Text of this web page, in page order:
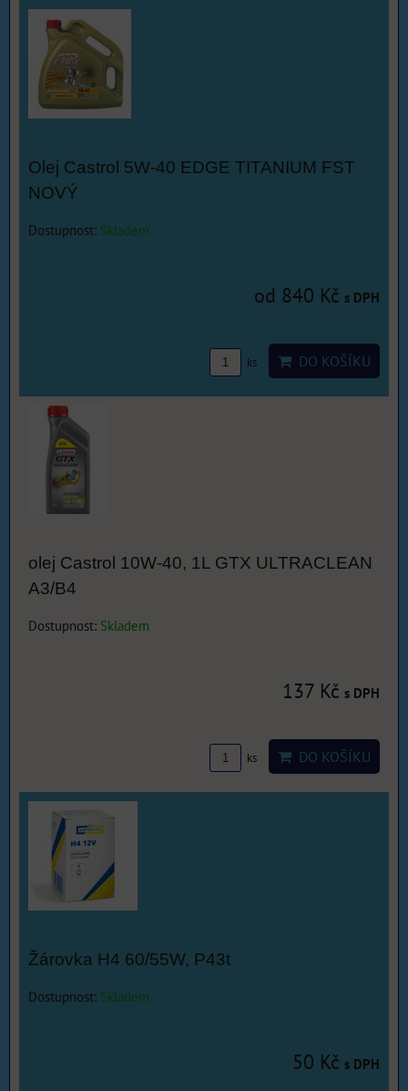
Olej Castrol 5W-40 EDGE TITANIUM FST
NOVÝ
Dostupnost: Skladem
od 840 Kč s DPH
ks DO KOŠÍKU
olej Castrol 10W-40, 1L GTX ULTRACLEAN
A3/B4
Dostupnost: Skladem
137 Kč s DPH
ks DO KOŠÍKU
Žárovka H4 60/55W, P43t
Dostupnost: Skladem
50 Kč s DPH